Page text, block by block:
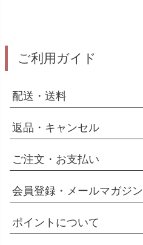
ご利用ガイド
配送・送料
返品・キャンセル
ご注文・お支払い
会員登録・メールマガジン
ポイントについて